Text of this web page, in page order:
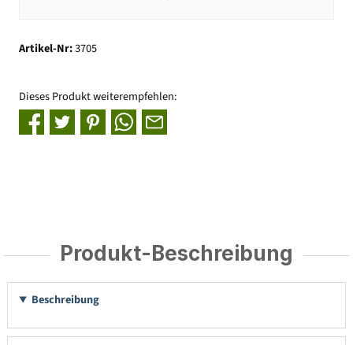
Artikel-Nr:3705
Dieses Produkt weiterempfehlen:
Produkt-Beschreibung
Beschreibung